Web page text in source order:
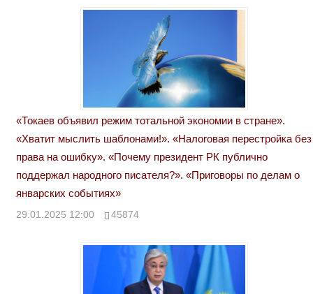
«Токаев объявил режим тотальной экономии в стране».
«Хватит мыслить шаблонами!». «Налоговая перестройка без
права на ошибку». «Почему президент РК публично
поддержал народного писателя?». «Приговоры по делам о
январских событиях»
29.01.2025 12:00 45874